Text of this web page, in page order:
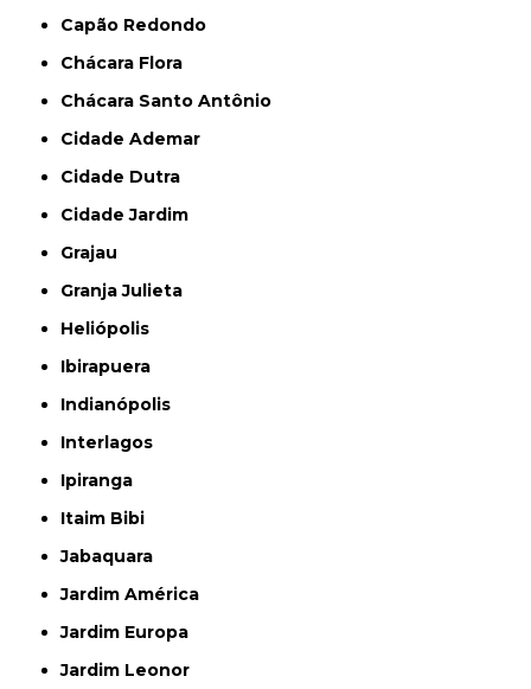
Capão Redondo
Chácara Flora
Chácara Santo Antônio
Cidade Ademar
Cidade Dutra
Cidade Jardim
Grajau
Granja Julieta
Heliópolis
Ibirapuera
Indianópolis
Interlagos
Ipiranga
Itaim Bibi
Jabaquara
Jardim América
Jardim Europa
Jardim Leonor